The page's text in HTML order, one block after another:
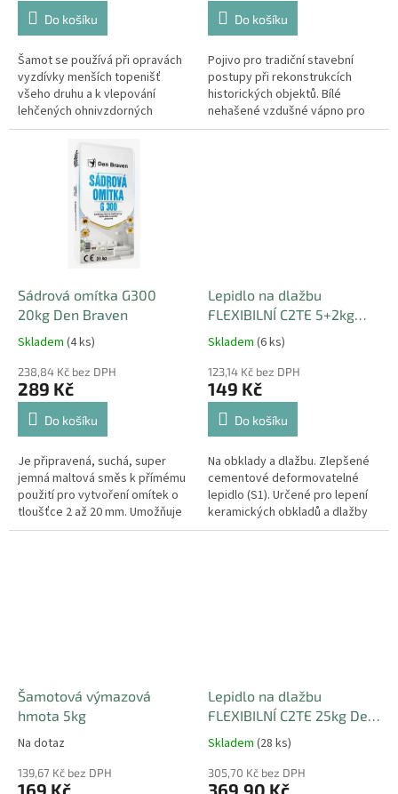
Do košíku
Šamot se používá při opravách
vyzdívky menších topenišť
všeho druhu a k vlepování
lehčených ohnivzdorných
desek, rohoží, šamotových
plátů na keramický...
Do košíku
Pojivo pro tradiční stavební
postupy při rekonstrukcích
historických objektů. Bílé
nehašené vzdušné vápno pro
výrobu omítek a malt.
Sádrová omítka G300
20kg Den Braven
Skladem (4 ks)
238,84 Kč bez DPH
289 Kč
Do košíku
Je připravená, suchá, super
jemná maltová směs k přímému
použití pro vytvoření omítek o
tloušťce 2 až 20 mm. Umožňuje
vytvořit ideálně vyhlazený
Lepidlo na dlažbu
FLEXIBILNÍ C2TE 5+2kg
Zdarma Den Braven
Skladem (6 ks)
123,14 Kč bez DPH
149 Kč
Do košíku
Na obklady a dlažbu. Zlepšené
cementové deformovatelné
lepidlo (S1). Určené pro lepení
keramických obkladů a dlažby
na podklad v interiéru nebo
Šamotová výmazová
hmota 5kg
Na dotaz
139,67 Kč bez DPH
169 Kč
Lepidlo na dlažbu
FLEXIBILNÍ C2TE 25kg Den
Braven
Skladem (28 ks)
305,70 Kč bez DPH
369,90 Kč